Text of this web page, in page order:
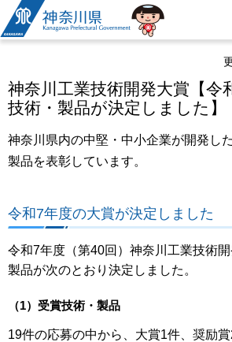
神奈川県
神奈川工業技術開発大賞【令
技術・製品が決定しました】
神奈川県内の中堅・中小企業が開発し
製品を表彰しています。
令和7年度の大賞が決定しました
令和7年度（第40回）神奈川工業技術開
製品が次のとおり決定しました。
（1）受賞技術・製品
19件の応募の中から、大賞1件、奨励